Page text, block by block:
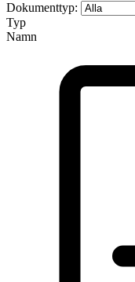
Dokumenttyp:
Typ
Namn